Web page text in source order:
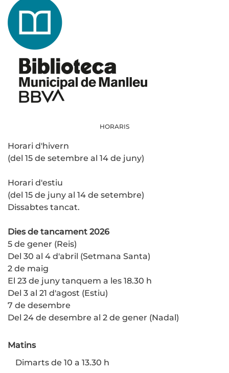
HORARIS
Horari d'hivern
(del 15 de setembre al 14 de juny)
Horari d'estiu
(del 15 de juny al 14 de setembre)
Dissabtes tancat.
Dies de tancament 2026
5 de gener (Reis)
Del 30 al 4 d'abril (Setmana Santa)
2 de maig
El 23 de juny tanquem a les 18.30 h
Del 3 al 21 d'agost (Estiu)
7 de desembre
Del 24 de desembre al 2 de gener (Nadal)
Matins
Dimarts de 10 a 13.30 h